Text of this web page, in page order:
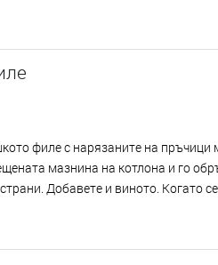
филе с нарязаните на пръчици
мазнина на котлона и го
Добавете и виното. Когато